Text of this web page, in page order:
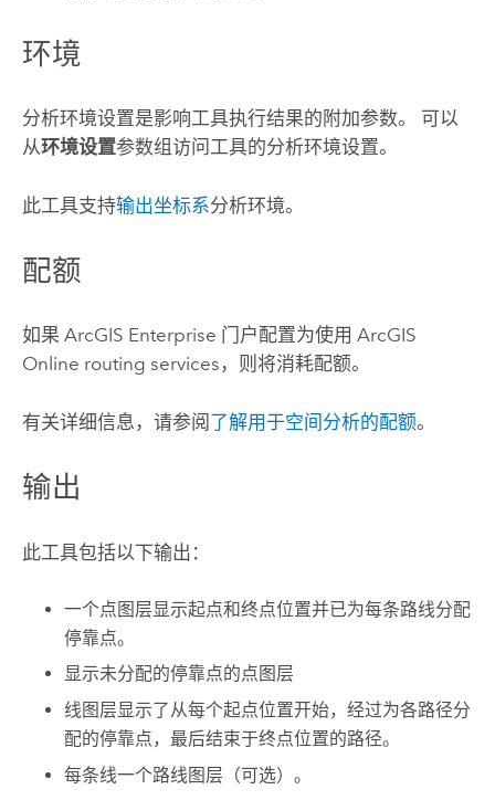
环境
分析环境设置是影响工具执行结果的附加参数。 可以
从环境设置参数组访问工具的分析环境设置。
此工具支持输出坐标系分析环境。
配额
如果 ArcGIS Enterprise 门户配置为使用 ArcGIS
Online routing services ，则将消耗配额。
有关详细信息，请参阅了解用于空间分析的配额。
输出
此工具包括以下输出：
一个点图层显示起点和终点位置并已为每条路线分配
停靠点。
显示未分配的停靠点的点图层
线图层显示了从每个起点位置开始，经过为各路径分
配的停靠点，最后结束于终点位置的路径。
每条线一个路线图层（可选）。